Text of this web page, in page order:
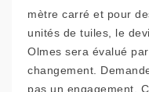
mètre carré et pour
unités de tuiles, le
Olmes sera évalué
changement.
pas un engagement.